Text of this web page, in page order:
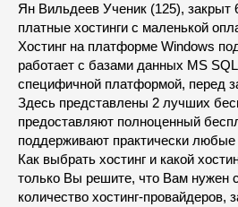
Ян Вильдеев Ученик (125),
платные хостинги с маленькой
Хостинг на платформе Windows
работает с базами данных MS
специфичной платформой, перед
Здесь представлены 2 лучших
предоставляют полноценный
поддерживают практически
Как выбрать хостинг и какой
только Вы решите, что Вам нужен
количество хостинг-провайдеров,